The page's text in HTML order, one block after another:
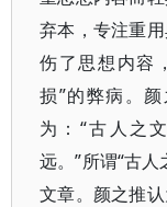
弃本，专注重
伤了思想内容
损”的弊病。
为：“古人之
远。”所谓“古
文章。颜之推